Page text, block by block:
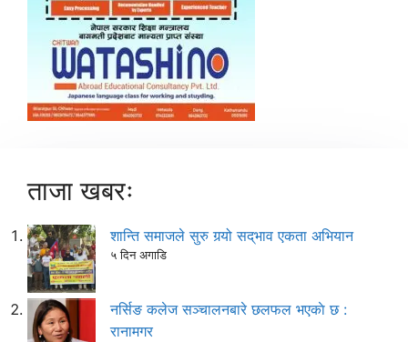
ताजा खबरः
शान्ति समाजले सुरु गर्‍यो सद्‌भाव एकता अभियान
५ दिन अगाडि
नर्सिङ कलेज सञ्चालनबारे छलफल भएकाे छ :
रानामगर